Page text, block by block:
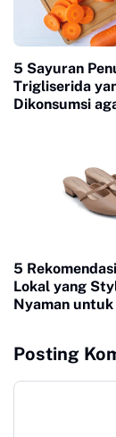
5 Sayuran
Trigliserida
Dikonsumsi
5
Lokal yang
Nyaman
Posting